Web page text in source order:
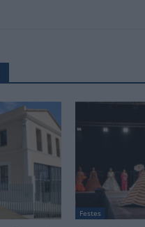
Festes